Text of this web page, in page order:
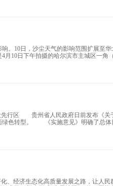
。10日，沙尘天气的影响范围扩展至华
10日下午拍摄的哈尔滨市主城区一角
先行区 贵州省人民政府日前发布《关
绿色转型。 《实施意见》明确了总体
、经济生态化高质量发展之路，让人民